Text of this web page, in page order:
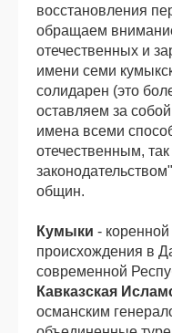
восстановления
обращаем
отечественных и
имени семи
солидарен (это
оставляем за
имена всеми
отечественным,
общин.
Кумыки -
происхождения в
современной
Кавказская
османским